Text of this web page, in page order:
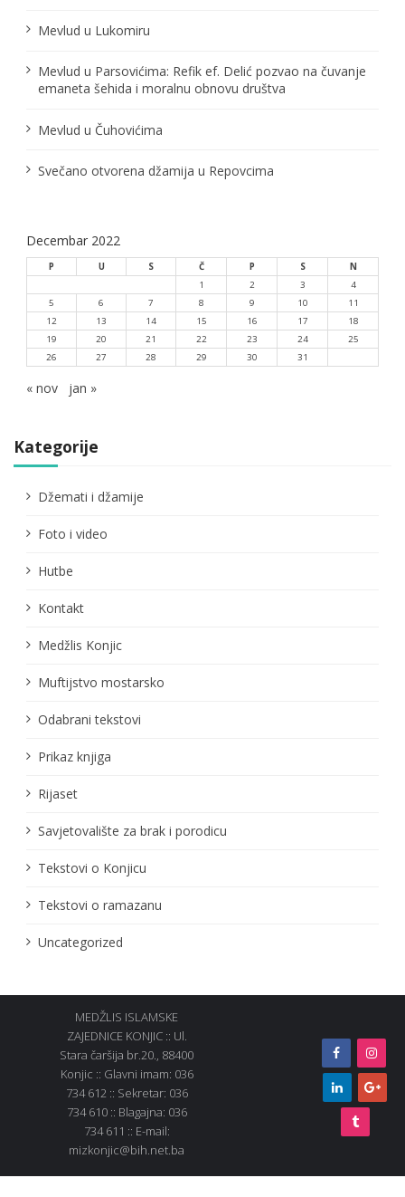
Mevlud u Lukomiru
Mevlud u Parsovićima: Refik ef. Delić pozvao na čuvanje
emaneta šehida i moralnu obnovu društva
Mevlud u Čuhovićima
Svečano otvorena džamija u Repovcima
Decembar 2022
P U S Č P S
N
1
2 3
4
5
6 7 8 9 10
11
12
13 14 15 16 17
18
19
20 21 22 23 24
25
26
27 28 29 30 31
« nov jan »
Kategorije
Džemati i džamije
Foto i video
Hutbe
Kontakt
Medžlis Konjic
Muftijstvo mostarsko
Odabrani tekstovi
Prikaz knjiga
Rijaset
Savjetovalište za brak i porodicu
Tekstovi o Konjicu
Tekstovi o ramazanu
Uncategorized
MEDŽLIS ISLAMSKE
ZAJEDNICE KONJIC :: Ul.
Stara čaršija br.20., 88400
Konjic :: Glavni imam: 036
734 612 :: Sekretar: 036
734 610 :: Blagajna: 036
734 611 :: E-mail:
mizkonjic@bih.net.ba